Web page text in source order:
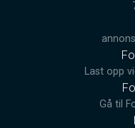
Last opp
Gå til